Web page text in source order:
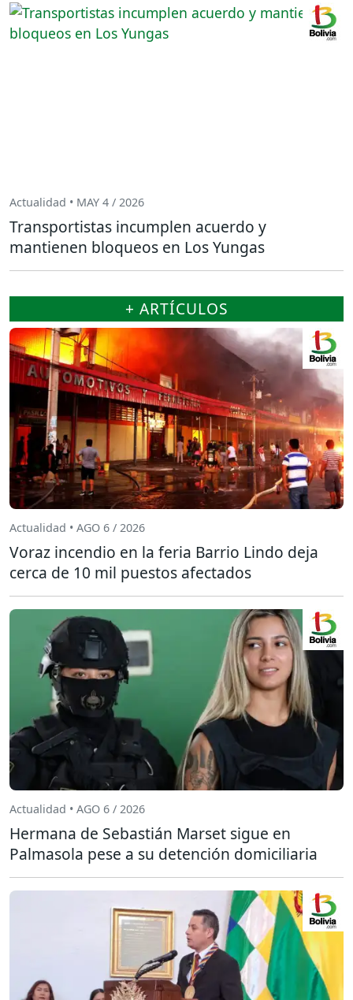
Actualidad • MAY 4 / 2026
Transportistas incumplen acuerdo y
mantienen bloqueos en Los Yungas
+ ARTÍCULOS
Actualidad • AGO 6 / 2026
Voraz incendio en la feria Barrio Lindo deja
cerca de 10 mil puestos afectados
Actualidad • AGO 6 / 2026
Hermana de Sebastián Marset sigue en
Palmasola pese a su detención domiciliaria